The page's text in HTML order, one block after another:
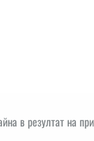
в резултат на